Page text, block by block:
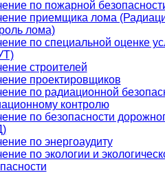
по пожарной
приемщика лома
лома)
по специальной оценке
строителей
проектировщиков
по радиационной
контролю
по безопасности
по энергоаудиту
по экологии и